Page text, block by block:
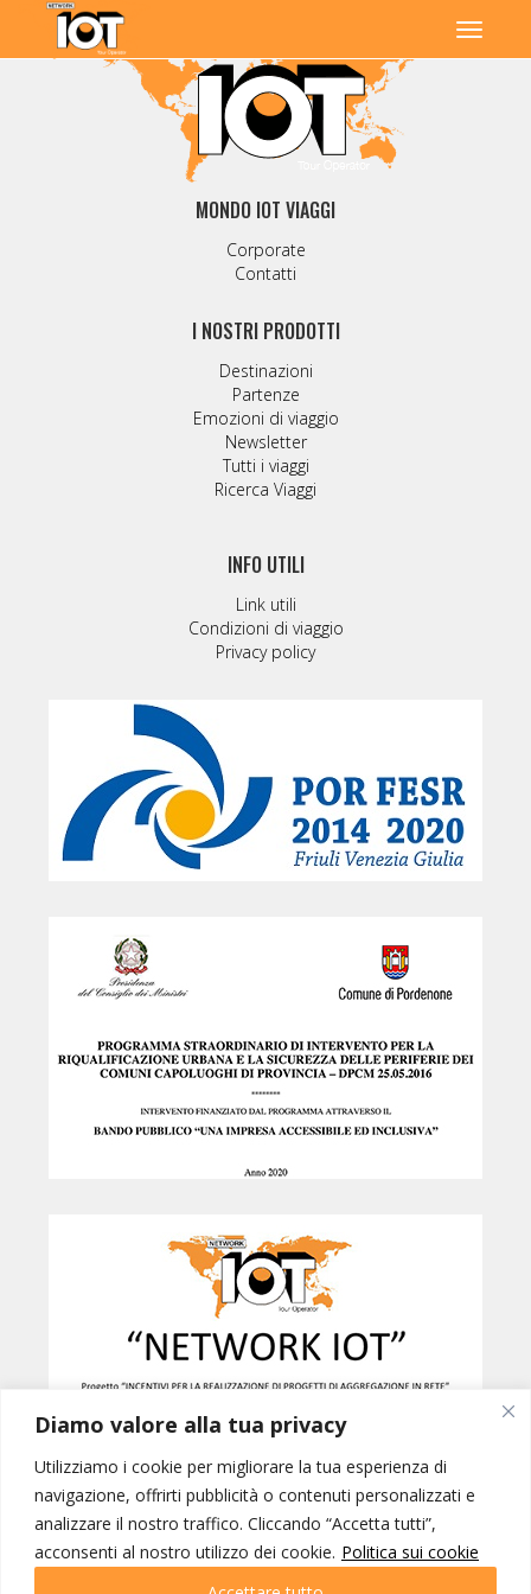
Diamo valore alla tua privacy
Utilizziamo i cookie per migliorare la tua esperienza di
navigazione, offrirti pubblicità o contenuti personalizzati e
analizzare il nostro traffico. Cliccando “Accetta tutti”,
acconsenti al nostro utilizzo dei cookie. Politica sui cookie
MONDO IOT VIAGGI
Corporate
Contatti
I NOSTRI PRODOTTI
Destinazioni
Partenze
Emozioni di viaggio
Newsletter
Tutti i viaggi
Ricerca Viaggi
INFO UTILI
Link utili
Condizioni di viaggio
Privacy policy
Created byB42
NETWORK IOT © INTERNATIONAL ORGANIZATION OF TOURISM SRL -
PORDENONE p.iva 01228770937 | IOT VIAGGI SRL - GORIZIA p.iva